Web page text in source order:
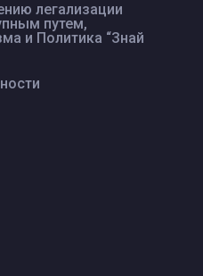
легализации
путем,
и Политика “Знай